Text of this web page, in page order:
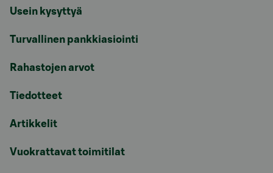
Usein kysyttyä
Turvallinen pankkiasiointi
Rahastojen arvot
Tiedotteet
Artikkelit
Vuokrattavat toimitilat